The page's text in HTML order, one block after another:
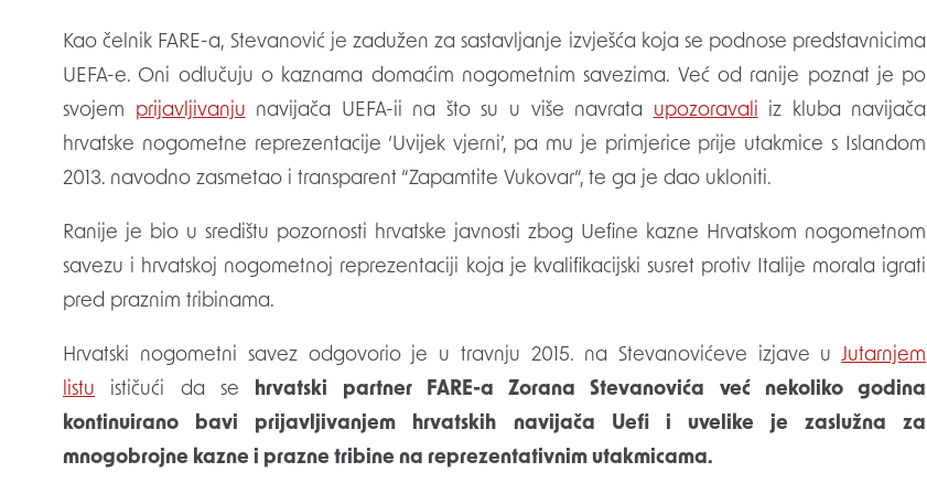
Kao čelnik FARE-a, Stevanović je zadužen za sastavljanje izvješća koja se podnose predstavnicima
UEFA-e. Oni odlučuju o kaznama domaćim nogometnim savezima. Već od ranije poznat je po
svojem prijavljivanju navijača UEFA-ii na što su u više navrata upozoravali iz kluba navijača
hrvatske nogometne reprezentacije ‘Uvijek vjerni’, pa mu je primjerice prije utakmice s Islandom
2013. navodno zasmetao i transparent “Zapamtite Vukovar“, te ga je dao ukloniti.
Ranije je bio u središtu pozornosti hrvatske javnosti zbog Uefine kazne Hrvatskom nogometnom
savezu i hrvatskoj nogometnoj reprezentaciji koja je kvalifikacijski susret protiv Italije morala igrati
pred praznim tribinama.
Hrvatski nogometni savez odgovorio je u travnju 2015. na Stevanovićeve izjave uJutarnjem
listu ističući da se hrvatski partner FARE-a Zorana Stevanovića već nekoliko godina
kontinuirano bavi prijavljivanjem hrvatskih navijača Uefi i uvelike je zaslužna za
mnogobrojne kazne i prazne tribine na reprezentativnim utakmicama.